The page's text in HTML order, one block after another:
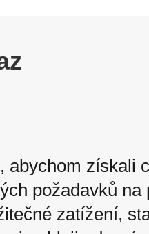
abychom získali
požadavků
zatížení,